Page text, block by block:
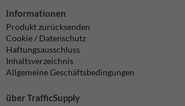
Informationen
Produkt zurücksenden
Cookie / Datenschutz
Haftungsausschluss
Inhaltsverzeichnis
Allgemeine Geschäftsbedingungen
über TrafficSupply